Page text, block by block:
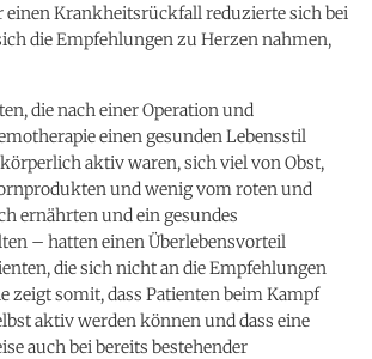
einen Krankheitsrückfall reduzierte sich bei
die Empfehlungen zu Herzen nahmen,
die nach einer Operation und
einen gesunden Lebensstil
aktiv waren, sich viel von Obst,
und wenig vom roten und
ernährten und ein gesundes
– hatten einen Überlebensvorteil
die sich nicht an die Empfehlungen
zeigt somit, dass Patienten beim Kampf
aktiv werden können und dass eine
auch bei bereits bestehender